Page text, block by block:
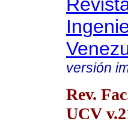
versión
Rev.
UCV